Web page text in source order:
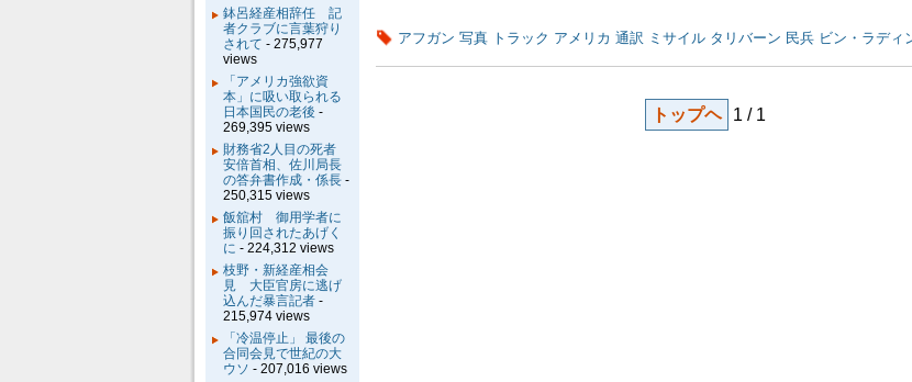
アフガン 写真 トラック アメリカ 通訳 ミサイル タリバーン 民兵 ビン・ラディ
トップヘ 1 / 1
鉢呂経産相辞任 記
者クラブに言葉狩り
されて - 275,977
views
「アメリカ強欲資
本」に吸い取られる
日本国民の老後 -
269,395 views
財務省2人目の死者
安倍首相、佐川局長
の答弁書作成・係長 -
250,315 views
飯舘村 御用学者に
振り回されたあげく
に - 224,312 views
枝野・新経産相会
見 大臣官房に逃げ
込んだ暴言記者 -
215,974 views
「冷温停止」 最後の
合同会見で世紀の大
ウソ - 207,016 views